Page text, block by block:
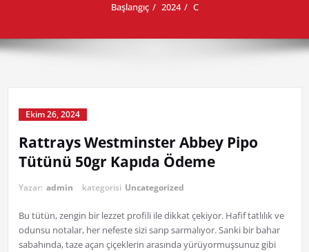
Başlangıç 2024 C
Ekim 26, 2024
Rattrays Westminster Abbey Pipo
Tütünü 50gr Kapıda Ödeme
Yazar: admin kategorisi Uncategorized
Bu tütün, zengin bir lezzet profili ile dikkat çekiyor. Hafif tatlılık ve
odunsu notalar, her nefeste sizi sarıp sarmalıyor. Sanki bir bahar
sabahında, taze açan çiçeklerin arasında yürüyormuşsunuz gibi